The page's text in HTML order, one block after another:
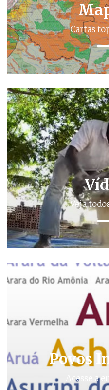
Cartas
Veja
Povos
Acesse a